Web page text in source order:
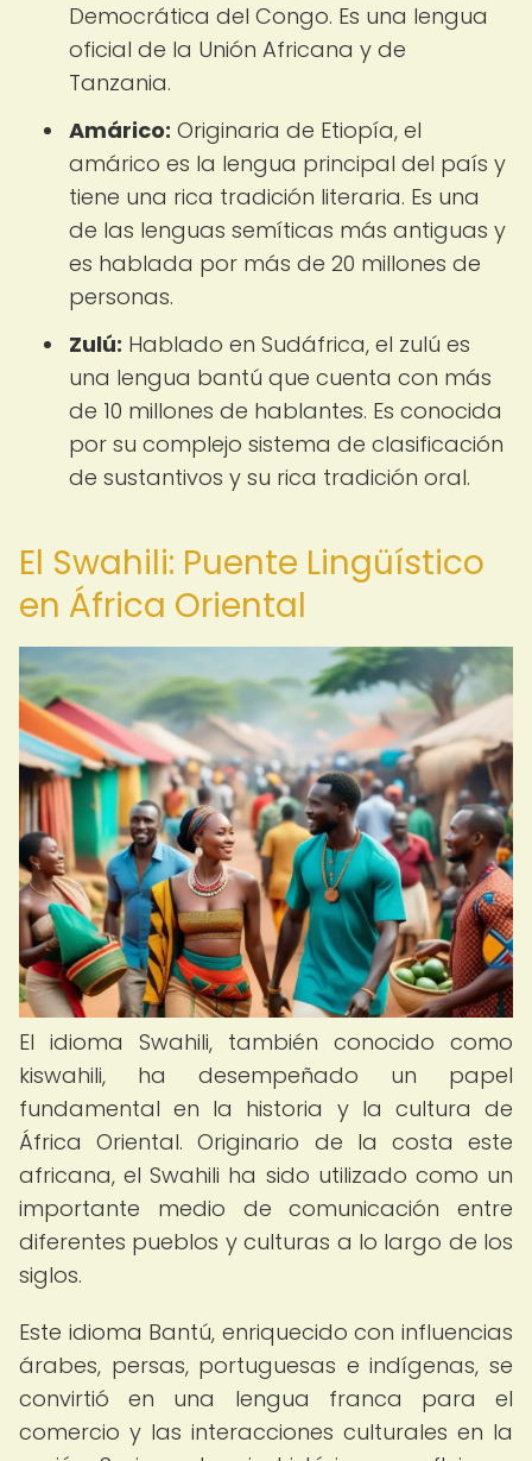
Democrática del Congo. Es una lengua
oficial de la Unión Africana y de
Tanzania.
Amárico: Originaria de Etiopía, el
amárico es la lengua principal del país y
tiene una rica tradición literaria. Es una
de las lenguas semíticas más antiguas y
es hablada por más de 20 millones de
personas.
Zulú: Hablado en Sudáfrica, el zulú es
una lengua bantú que cuenta con más
de 10 millones de hablantes. Es conocida
por su complejo sistema de clasificación
de sustantivos y su rica tradición oral.
El Swahili: Puente Lingüístico
en África Oriental
El idioma Swahili, también conocido como
kiswahili, ha desempeñado un papel
fundamental en la historia y la cultura de
África Oriental. Originario de la costa este
africana, el Swahili ha sido utilizado como un
importante medio de comunicación entre
diferentes pueblos y culturas a lo largo de los
siglos.
Este idioma Bantú, enriquecido con influencias
árabes, persas, portuguesas e indígenas, se
convirtió en una lengua franca para el
comercio y las interacciones culturales en la